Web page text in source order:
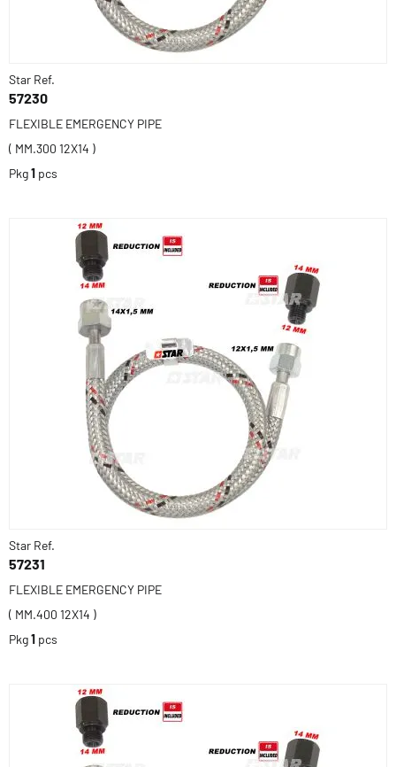
Star Ref.
57230
FLEXIBLE EMERGENCY PIPE
( MM.300 12X14 )
Pkg1 pcs
Star Ref.
57231
FLEXIBLE EMERGENCY PIPE
( MM.400 12X14 )
Pkg1 pcs